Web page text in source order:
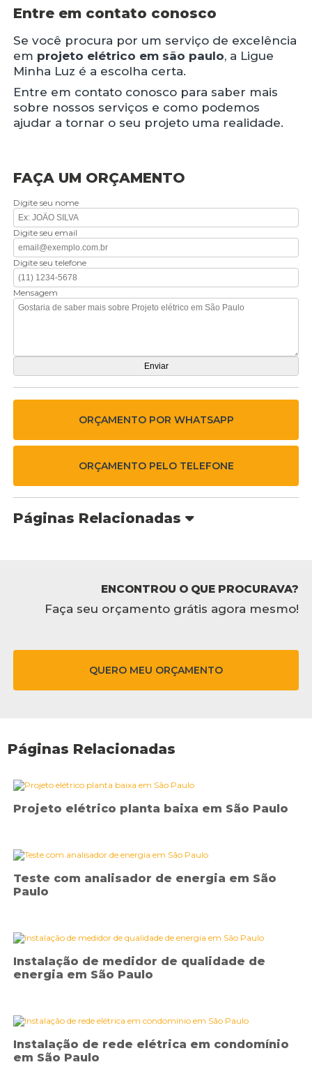
Entre em contato conosco
Se você procura por um serviço de excelência
em projeto elétrico em são paulo, a Ligue
Minha Luz é a escolha certa.
Entre em contato conosco para saber mais
sobre nossos serviços e como podemos
ajudar a tornar o seu projeto uma realidade.
FAÇA UM ORÇAMENTO
Digite seu nome
Digite seu email
Digite seu telefone
Mensagem
ORÇAMENTO POR WHATSAPP
ORÇAMENTO PELO TELEFONE
Páginas Relacionadas
ENCONTROU O QUE PROCURAVA?
Faça seu orçamento grátis agora mesmo!
QUERO MEU ORÇAMENTO
Páginas Relacionadas
Projeto elétrico planta baixa em São Paulo
Teste com analisador de energia em São
Paulo
Instalação de medidor de qualidade de
energia em São Paulo
Instalação de rede elétrica em condomínio
em São Paulo